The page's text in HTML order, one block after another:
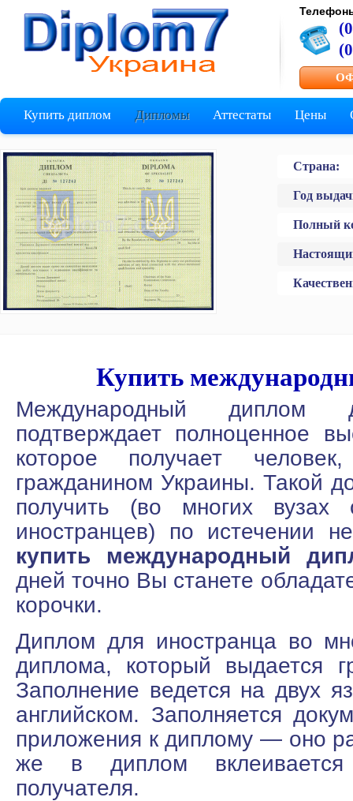
Купить диплом Дипломы Аттестаты Цены
Страна:
Год
Полный
Купить
Международный диплом
подтверждает полноценное
которое получает
гражданином Украины. Такой
получить (во многих вузах
иностранцев) по истечении
купить международный
дней точно Вы станете
корочки.
Диплом для иностранца во
диплома, который выдается
Заполнение ведется на двух
английском. Заполняется
приложения к диплому — оно
же в диплом
получателя.